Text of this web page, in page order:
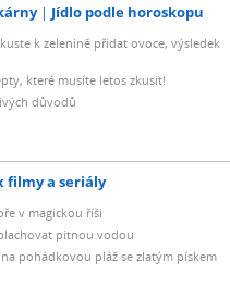
Jídlo podle horoskopu
k zelenině přidat ovoce, výsledek
které musíte letos zkusit!
důvodů
filmy a seriály
v magickou říši
pitnou vodou
pohádkovou pláž se zlatým pískem